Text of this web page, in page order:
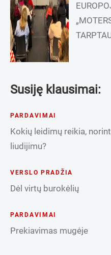
Susiję klausimai:
PARDAVIMAI
Kokių leidimų reikia,
liudijimu?
VERSLO PRADŽIA
Dėl virtų burokėlių
PARDAVIMAI
Prekiavimas mugėje